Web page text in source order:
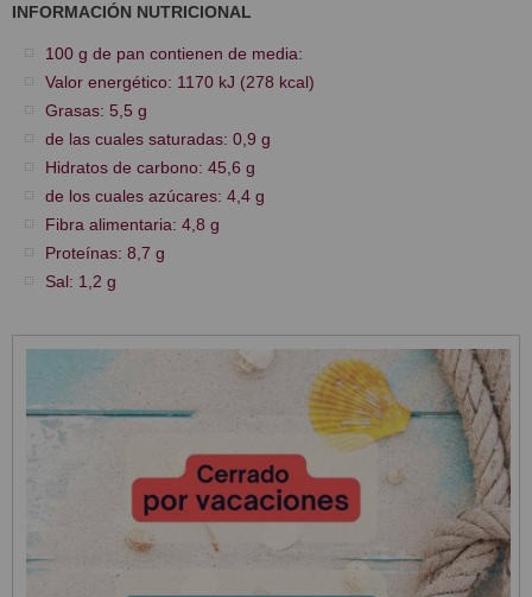
INFORMACIÓN NUTRICIONAL
100 g de pan contienen de media:
Valor energético: 1170 kJ (278 kcal)
Grasas: 5,5 g
de las cuales saturadas: 0,9 g
Hidratos de carbono: 45,6 g
de los cuales azúcares: 4,4 g
Fibra alimentaria: 4,8 g
Proteínas: 8,7 g
Sal: 1,2 g